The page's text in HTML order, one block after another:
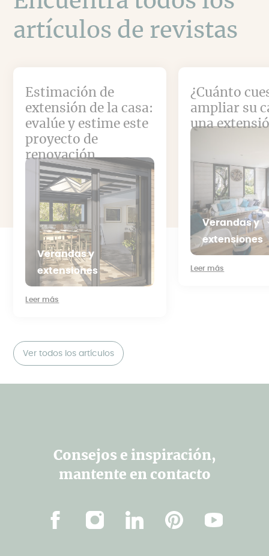
artículos de revistas
Estimación de
extensión de la casa:
evalúe y estime este
proyecto de
renovación
Verandas y
extensiones
Leer más
¿Cuánto
ampliar su
una
Verandas y
extensiones
Leer más
Ver todos los artículos
Consejos e inspiración,
mantente en contacto
FacebookInstagramLinkedinPinterestYouTube